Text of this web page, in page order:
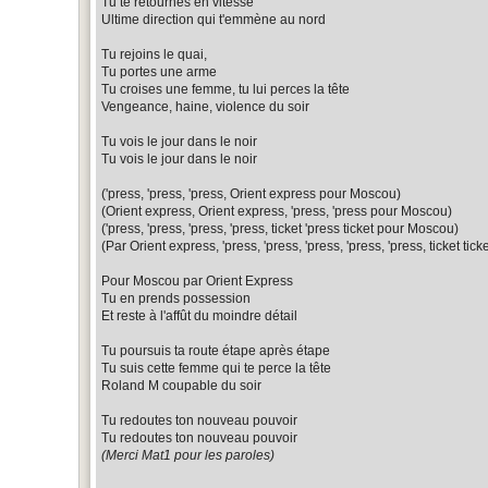
Ultime direction qui t'emmène au nord
Tu rejoins le quai,
Tu portes une arme
Tu croises une femme, tu lui perces la tête
Vengeance, haine, violence du soir
Tu vois le jour dans le noir
Tu vois le jour dans le noir
('press, 'press, 'press, Orient express pour Moscou)
(Orient express, Orient express, 'press, 'press pour Moscou)
('press, 'press, 'press, 'press, ticket 'press ticket pour Moscou)
(Par Orient express, 'press, 'press, 'press, 'press, 'press, ticket
Pour Moscou par Orient Express
Tu en prends possession
Et reste à l'affût du moindre détail
Tu poursuis ta route étape après étape
Tu suis cette femme qui te perce la tête
Roland M coupable du soir
Tu redoutes ton nouveau pouvoir
Tu redoutes ton nouveau pouvoir
(Merci Mat1 pour les paroles)